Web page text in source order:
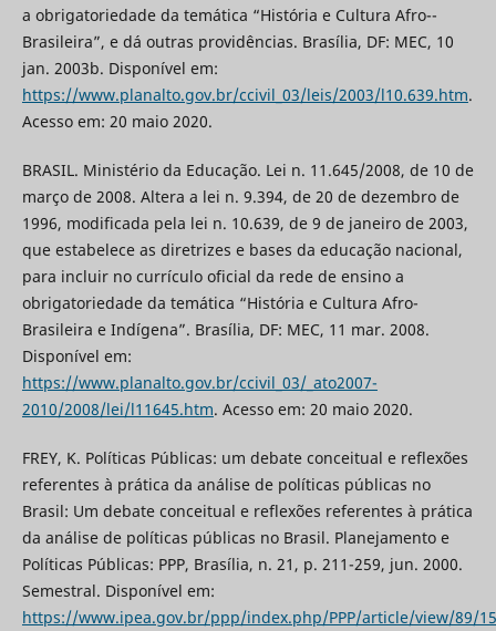
a obrigatoriedade da temática “História e Cultura Afro--
Brasileira”, e dá outras providências. Brasília, DF: MEC, 10
jan. 2003b. Disponível em:
https://www.planalto.gov.br/ccivil_03/leis/2003/l10.639.htm.
Acesso em: 20 maio 2020.
BRASIL. Ministério da Educação. Lei n. 11.645/2008, de 10 de
março de 2008. Altera a lei n. 9.394, de 20 de dezembro de
1996, modificada pela lei n. 10.639, de 9 de janeiro de 2003,
que estabelece as diretrizes e bases da educação nacional,
para incluir no currículo oficial da rede de ensino a
obrigatoriedade da temática “História e Cultura Afro-
Brasileira e Indígena”. Brasília, DF: MEC, 11 mar. 2008.
Disponível em:
https://www.planalto.gov.br/ccivil_03/_ato2007-
2010/2008/lei/l11645.htm. Acesso em: 20 maio 2020.
FREY, K. Políticas Públicas: um debate conceitual e reflexões
referentes à prática da análise de políticas públicas no
Brasil: Um debate conceitual e reflexões referentes à prática
da análise de políticas públicas no Brasil. Planejamento e
Políticas Públicas: PPP, Brasília, n. 21, p. 211-259, jun. 2000.
Semestral. Disponível em:
https://www.ipea.gov.br/ppp/index.php/PPP/article/view/89/